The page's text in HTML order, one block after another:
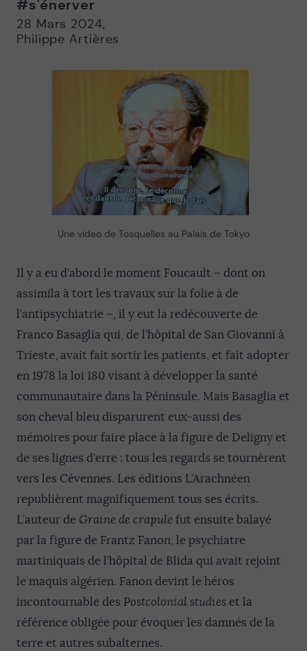
#s'énerver
28 Mars 2024,
Philippe Artières
Une video de Tosquelles au Palais de Tokyo
Il y a eu d’abord le moment Foucault – dont on
assimila à tort les travaux sur la folie à de
l’antipsychiatrie –, il y eut la redécouverte de
Franco Basaglia qui, de l’hôpital de San Giovanni à
Trieste, avait fait sortir les patients, et fait adopter
en 1978 la loi 180 visant à développer la santé
communautaire dans la Péninsule. Mais Basaglia et
son cheval bleu disparurent eux-aussi des
mémoires pour faire place à la figure de Deligny et
de ses lignes d’erre : tous les regards se tournèrent
vers les Cévennes. Les éditions L’Arachnéen
republièrent magnifiquement tous ses écrits.
L’auteur de Graine de crapule fut ensuite balayé
par la figure de Frantz Fanon, le psychiatre
martiniquais de l’hôpital de Blida qui avait rejoint
le maquis algérien. Fanon devint le héros
incontournable des Postcolonial studies et la
référence obligée pour évoquer les damnés de la
terre et autres subalternes.